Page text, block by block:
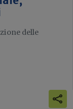
delle